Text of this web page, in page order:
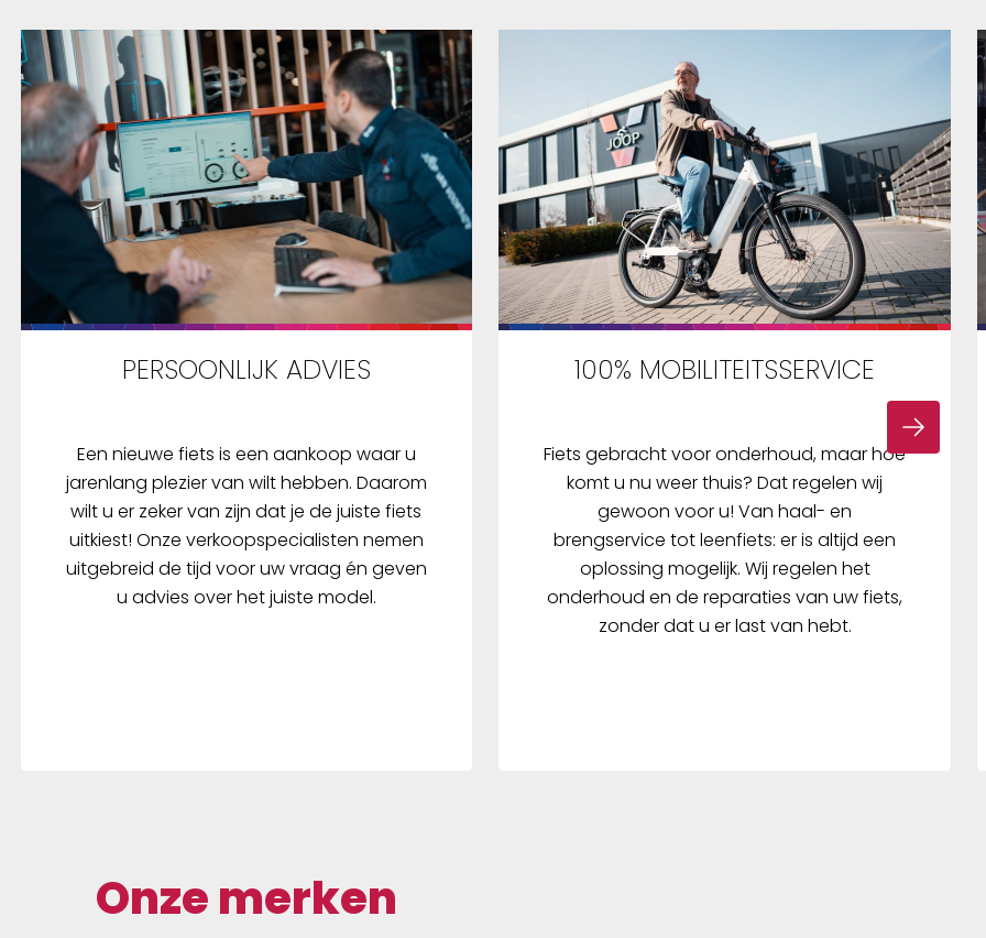
PERSOONLIJK ADVIES
Een nieuwe fiets is een aankoop waar u
jarenlang plezier van wilt hebben. Daarom
wilt u er zeker van zijn dat je de juiste fiets
uitkiest! Onze verkoopspecialisten nemen
uitgebreid de tijd voor uw vraag én geven
u advies over het juiste model.
100% MOBILITEITSSERVICE
Fiets gebracht voor onderhoud, maar hoe
komt u nu weer thuis? Dat regelen wij
gewoon voor u! Van haal- en
brengservice tot leenfiets: er is altijd een
oplossing mogelijk. Wij regelen het
onderhoud en de reparaties van uw fiets,
zonder dat u er last van hebt.
Onze merken